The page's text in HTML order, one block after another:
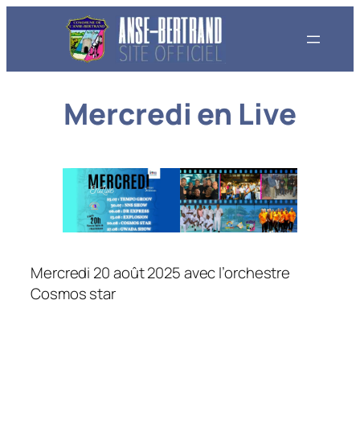
Mercredi en Live
Mercredi 20 août 2025 avec l’orchestre
Cosmos star